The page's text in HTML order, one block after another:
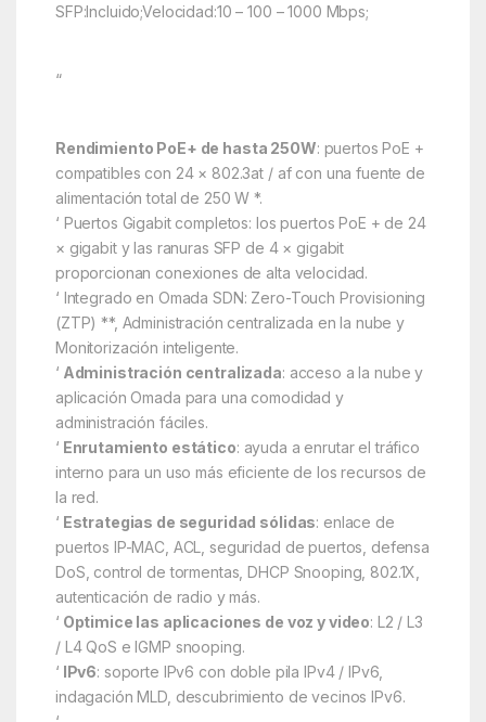
SFP:Incluido;Velocidad:10 – 100 – 1000 Mbps;
“
Rendimiento PoE+ de hasta 250W: puertos PoE +
compatibles con 24 × 802.3at / af con una fuente de
alimentación total de 250 W *.
‘ Puertos Gigabit completos: los puertos PoE + de 24
× gigabit y las ranuras SFP de 4 × gigabit
proporcionan conexiones de alta velocidad.
‘ Integrado en Omada SDN: Zero-Touch Provisioning
(ZTP) **, Administración centralizada en la nube y
Monitorización inteligente.
‘ Administración centralizada: acceso a la nube y
aplicación Omada para una comodidad y
administración fáciles.
‘ Enrutamiento estático: ayuda a enrutar el tráfico
interno para un uso más eficiente de los recursos de
la red.
‘ Estrategias de seguridad sólidas: enlace de
puertos IP-MAC, ACL, seguridad de puertos, defensa
DoS, control de tormentas, DHCP Snooping, 802.1X,
autenticación de radio y más.
‘ Optimice las aplicaciones de voz y video: L2 / L3
/ L4 QoS e IGMP snooping.
‘ IPv6: soporte IPv6 con doble pila IPv4 / IPv6,
indagación MLD, descubrimiento de vecinos IPv6.